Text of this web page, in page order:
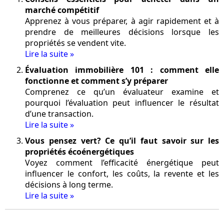
marché compétitif
Apprenez à vous préparer, à agir rapidement et à
prendre de meilleures décisions lorsque les
propriétés se vendent vite.
Lire la suite »
Évaluation immobilière 101 : comment elle
fonctionne et comment s’y préparer
Comprenez ce qu’un évaluateur examine et
pourquoi l’évaluation peut influencer le résultat
d’une transaction.
Lire la suite »
Vous pensez vert? Ce qu’il faut savoir sur les
propriétés écoénergétiques
Voyez comment l’efficacité énergétique peut
influencer le confort, les coûts, la revente et les
décisions à long terme.
Lire la suite »